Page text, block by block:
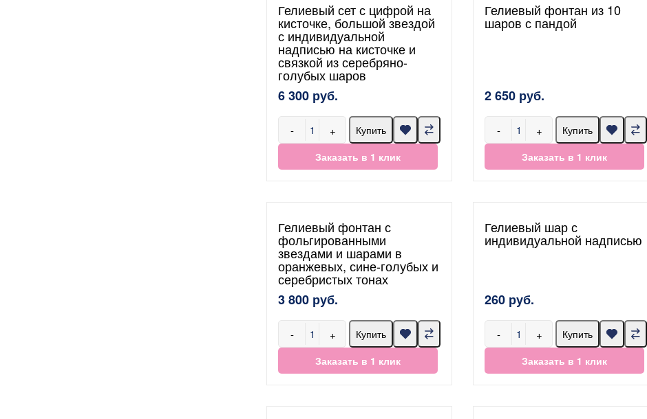
Гелиевый сет с цифрой на
кисточке, большой звездой
с индивидуальной
надписью на кисточке и
связкой из серебряно-
голубых шаров
6 300 руб.
- +
Купить
Заказать в 1 клик
Гелиевый фонтан из 10
шаров с пандой
2 650 руб.
- +
Купить
Заказать в 1 клик
Гелиевый фонтан с
фольгированными
звездами и шарами в
оранжевых, сине-голубых и
серебристых тонах
3 800 руб.
- +
Купить
Заказать в 1 клик
Гелиевый шар с
индивидуальной надписью
260 руб.
- +
Купить
Заказать в 1 клик